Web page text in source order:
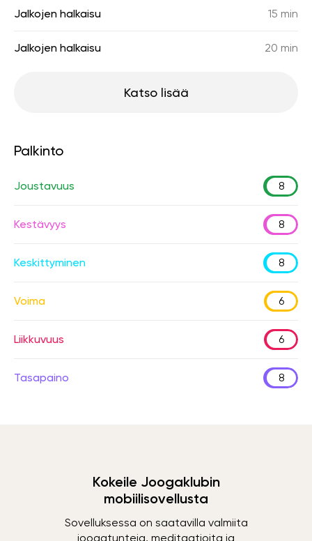
Jalkojen halkaisu 15 min
Jalkojen halkaisu 20 min
Katso lisää
Palkinto
Joustavuus 8
Kestävyys 8
Keskittyminen 8
Voima 6
Liikkuvuus 6
Tasapaino 8
Kokeile Joogaklubin
mobiilisovellusta
Sovelluksessa on saatavilla valmiita
joogatunteja, meditaatioita ja